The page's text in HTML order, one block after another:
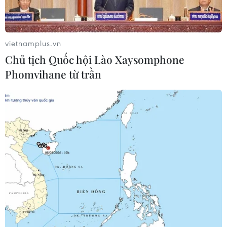
Quảng Ninh: Khởi tố đối tượng lập công ty
mua bán hóa đơn trái phép
14/03/2018 08:29
Ngày 14/3, Công an tỉnh Quảng Ninh đã khởi tố bị can,
tạm giam đối với Đào Văn Bích về hành vi “Mua bán
trái phép hóa đơn, chứng từ thu nộp ngân sách Nhà
nước.”
vietnamplus.vn
Chủ tịch Quốc hội Lào Xaysomphone
Phomvihane từ trần